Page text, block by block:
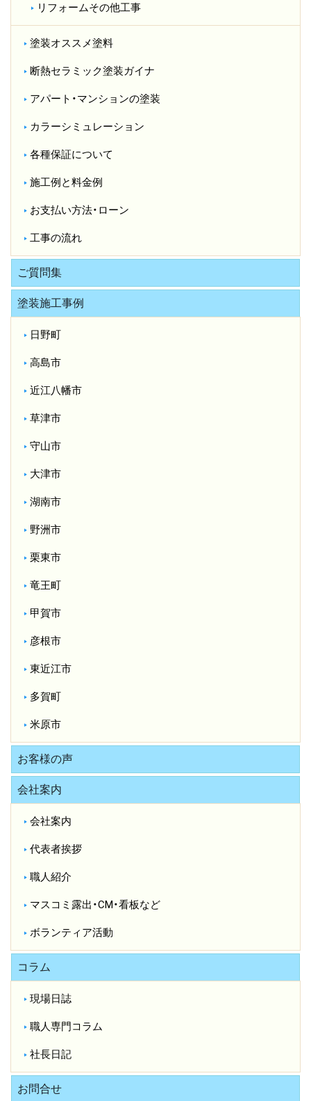
リフォームその他工事
塗装オススメ塗料
断熱セラミック塗装ガイナ
アパート・マンションの塗装
カラーシミュレーション
各種保証について
施工例と料金例
お支払い方法・ローン
工事の流れ
ご質問集
塗装施工事例
日野町
高島市
近江八幡市
草津市
守山市
大津市
湖南市
野洲市
栗東市
竜王町
甲賀市
彦根市
東近江市
多賀町
米原市
お客様の声
会社案内
会社案内
代表者挨拶
職人紹介
マスコミ露出・CM・看板など
ボランティア活動
コラム
現場日誌
職人専門コラム
社長日記
お問合せ